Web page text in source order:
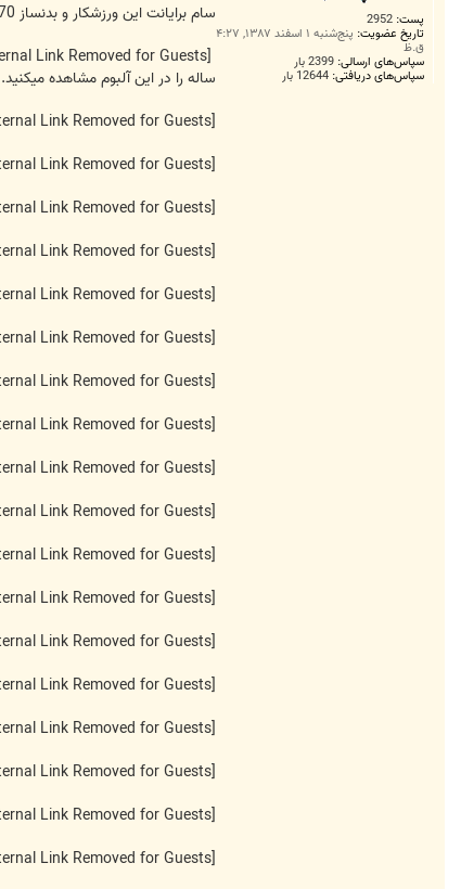
پست: 2952
تاریخ عضویت: پنج‌شنبه ۱ اسفند ۱۳۸۷, ۴:۲۷
ق.ظ
سپاس‌های ارسالی: 2399 بار
سپاس‌های دریافتی: 12644 بار
سام برایانت این ورزشکار و بدنساز 70 ساله است که با وجود سن بالا به ورزش بدنسازی خود ادامه میدهد و بدنش هنوز روی فرم است. تصاویری از این پیرمرد 70 ساله را در این آلبوم مشاهده میکنید.
[External Link Removed for Guests]
ساله را در این آلبوم مشاهده میکنید.
[External Link Removed for Guests]
[External Link Removed for Guests]
[External Link Removed for Guests]
[External Link Removed for Guests]
[External Link Removed for Guests]
[External Link Removed for Guests]
[External Link Removed for Guests]
[External Link Removed for Guests]
[External Link Removed for Guests]
[External Link Removed for Guests]
[External Link Removed for Guests]
[External Link Removed for Guests]
[External Link Removed for Guests]
[External Link Removed for Guests]
[External Link Removed for Guests]
[External Link Removed for Guests]
[External Link Removed for Guests]
[External Link Removed for Guests]